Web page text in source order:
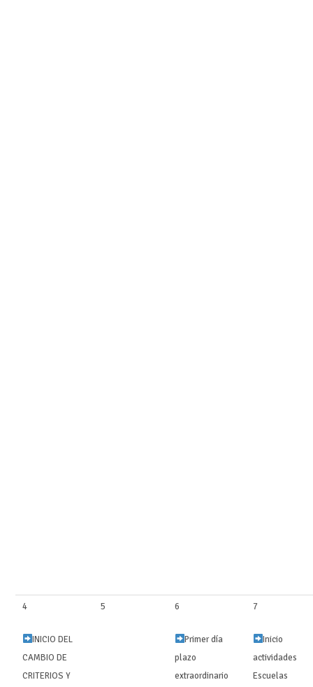
4
INICIO DEL
CAMBIO DE
CRITERIOS Y
5 6
Primer día
plazo
extraordinario
7
Inicio
actividades
Escuelas